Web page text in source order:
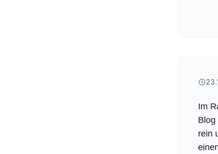
Im
Blog
rein